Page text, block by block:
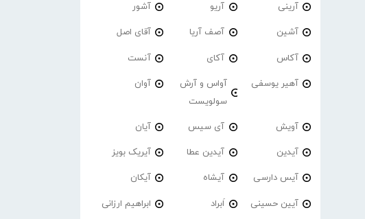
آرینی آریو آشور
آشین آصف آریا آقای اصل
آکاس آکای آنست
آهیر یوسفی
آواس و آرش
سولویست
آوان
آویش آی سیس آیان
آیدین آیدین عطا آیریک بویز
آیس دارسی آیشاه آیکان
آیین حسینی اَبراد ابراهیم ارزانی